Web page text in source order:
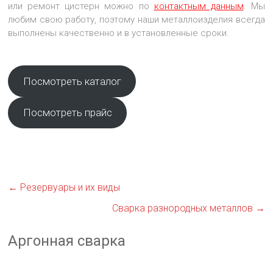
или ремонт цистерн можно по контактным данным. Мы
любим свою работу, поэтому наши металлоизделия всегда
выполнены качественно и в установленные сроки.
Посмотреть каталог
Посмотреть прайс
← Резервуары и их виды
Сварка разнородных металлов →
Аргонная сварка